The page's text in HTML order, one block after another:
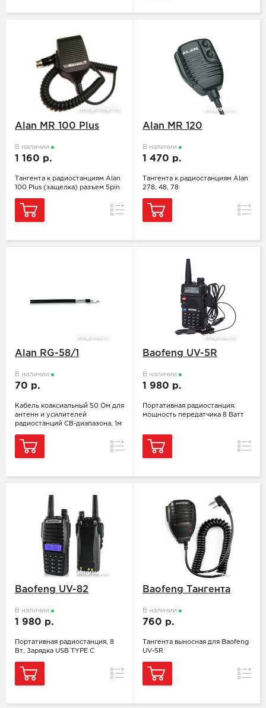
Alan MR 100 Plus
В наличии
1 160 р.
Тангента к радиостанциям Alan
100 Plus (защелка) разъем 5pin
Сравнение
Alan MR 120
В наличии
1 470 р.
Тангента к радиостанциям Alan
278, 48, 78
Alan RG-58/1
В наличии
70 р.
Кабель коаксиальный 50 Ом для
антенн и усилителей
радиостанций CB-диапазона, 1м
Сравнение
Baofeng UV-5R
В наличии
1 980 р.
Портативная радиостанция,
мощность передатчика 8 Ватт
Baofeng UV-82
В наличии
1 980 р.
Портативная радиостанция, 8
Вт, Зарядка USB TYPE C
Сравнение
Baofeng Тангента
В наличии
760 р.
Тангента выносная для Baofeng
UV-5R